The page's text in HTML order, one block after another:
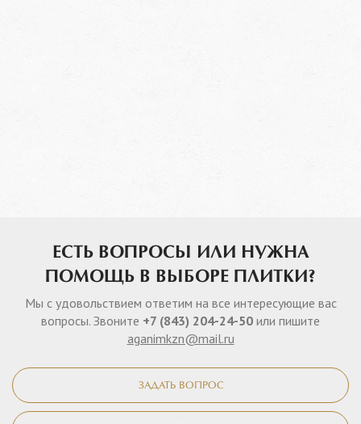
ЕСТЬ ВОПРОСЫ ИЛИ НУЖНА
ПОМОЩЬ В ВЫБОРЕ ПЛИТКИ?
Мы с удовольствием ответим на все интересующие вас
вопросы. Звоните +7 (843) 204-24-50 или пишите
aganimkzn@mail.ru
ЗАДАТЬ ВОПРОС